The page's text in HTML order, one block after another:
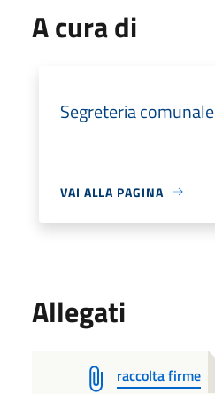
A cura di
Segreteria comunale
VAI ALLA PAGINA
Allegati
raccolta firme